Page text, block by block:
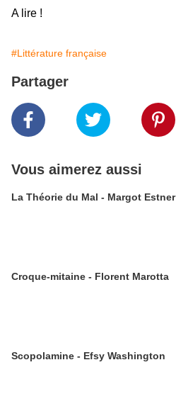
A lire !
#Littérature française
Partager
Vous aimerez aussi
La Théorie du Mal - Margot Estner
Croque-mitaine - Florent Marotta
Scopolamine - Efsy Washington